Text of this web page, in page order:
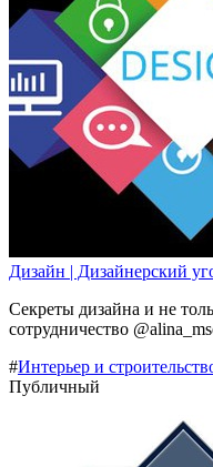
Дизайн | Дизайнерский
Секреты дизайна и не
сотрудничество
#Интерьер и
Публичный